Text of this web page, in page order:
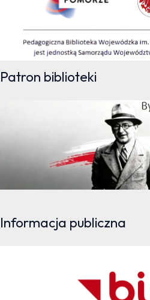
Patron biblioteki
Informacja publiczna